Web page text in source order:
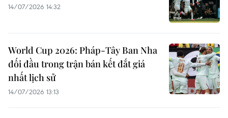
14/07/2026 14:32
World Cup 2026: Pháp-Tây Ban Nha
đối đầu trong trận bán kết đắt giá
nhất lịch sử
14/07/2026 13:13